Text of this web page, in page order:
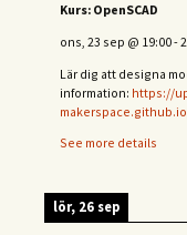
Kurs: OpenSCAD
ons, 23 sep @ 19:00-
Lär dig att designa
information: https://
See more details
lör, 26 sep